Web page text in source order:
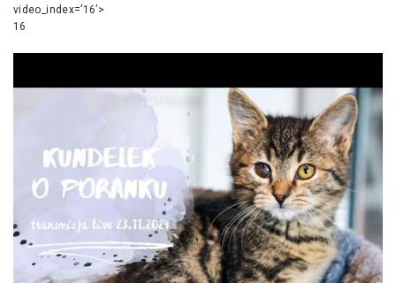
video_index=’16’>
16